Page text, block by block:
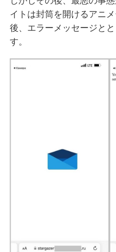
イトは封筒を開けるアニ
後、エラーメッセージと
す。